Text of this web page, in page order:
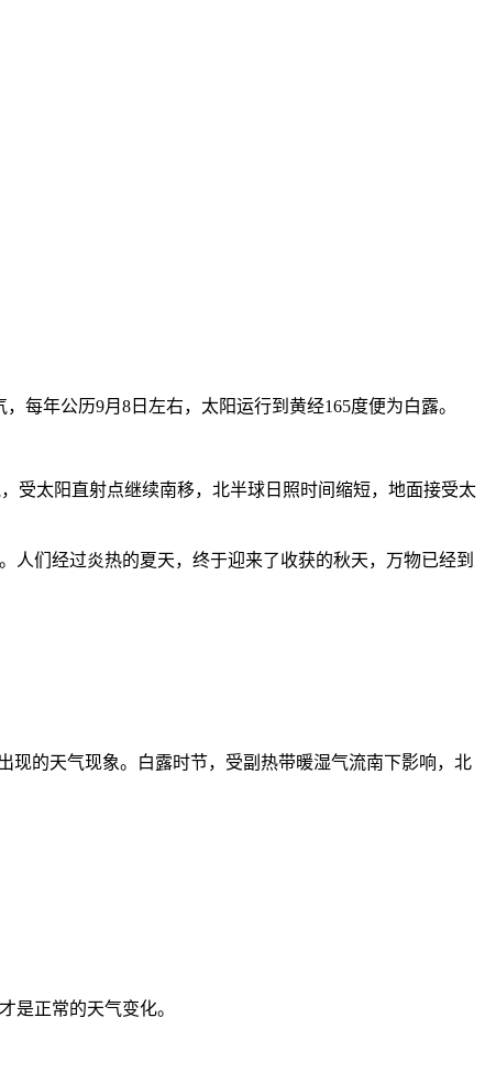
每年公历9月8日左右，太阳运行到黄经165度便为白露。
受太阳直射点继续南移，北半球日照时间缩短，地面接受太
们经过炎热的夏天，终于迎来了收获的秋天，万物已经到
的天气现象。白露时节，受副热带暖湿气流南下影响，北
是正常的天气变化。